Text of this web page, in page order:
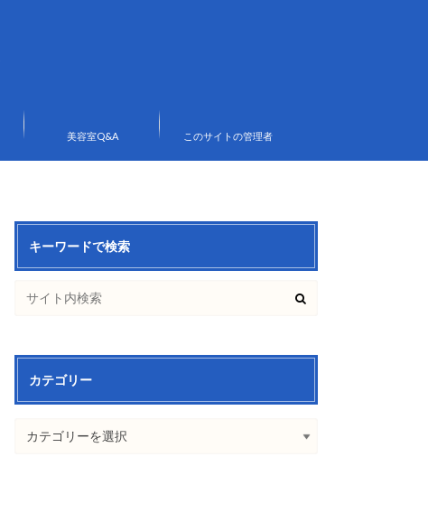
美容室Q&A このサイトの管理者
キーワードで検索
カテゴリー